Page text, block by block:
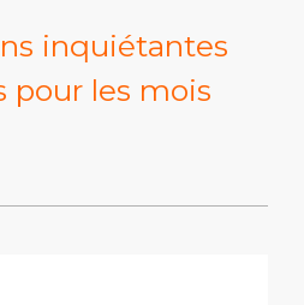
inquiétantes
pour les mois